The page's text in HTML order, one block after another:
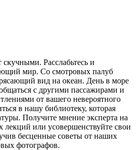
Расслабьтесь и
мир. Со смотровых палуб
вид на океан. День в море
с другими пассажирами и
от вашего невероятного
в нашу библиотеку, которая
Получите мнение эксперта на
или усовершенствуйте свои
бесценные советы от наших
фотографов.